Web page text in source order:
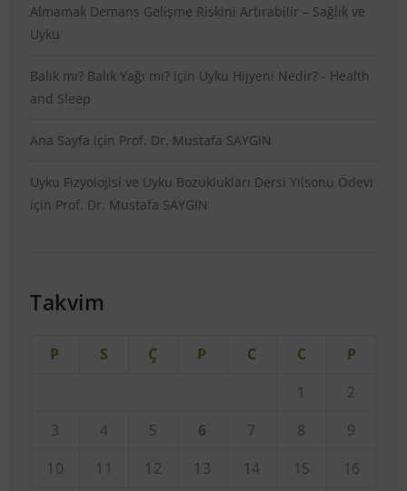
Almamak Demans Gelişme Riskini Artırabilir – Sağlık ve
Uyku
Balık mı? Balık Yağı mı? için Uyku Hijyeni Nedir? - Health
and Sleep
Ana Sayfa için Prof. Dr. Mustafa SAYGIN
Uyku Fizyolojisi ve Uyku Bozuklukları Dersi Yılsonu Ödevi
için Prof. Dr. Mustafa SAYGIN
Takvim
P S Ç P C C
P
1
2
3
4 5 6 7 8
9
10
11 12 13 14 15
16